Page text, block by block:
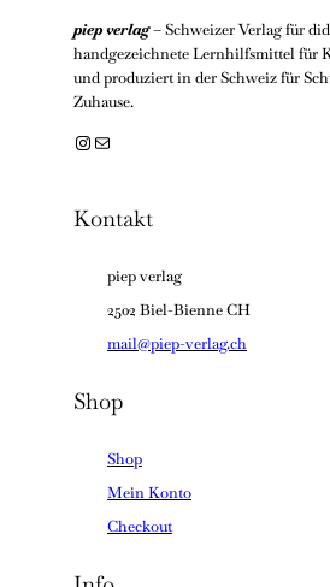
piep verlag– Schweizer Verlag für
handgezeichnete Lernhilfsmittel für
und produziert in der Schweiz für
Zuhause.
Instagram E-Mail
Kontakt
piep verlag
2502 Biel-Bienne CH
mail@piep-verlag.ch
Shop
Shop
Mein Konto
Checkout